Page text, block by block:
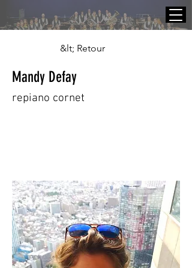
&lt; Retour
Mandy Defay
repiano cornet